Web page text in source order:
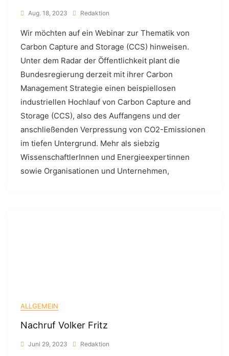
Aug. 18, 2023 Redaktion
Wir möchten auf ein Webinar zur Thematik von
Carbon Capture and Storage (CCS) hinweisen.
Unter dem Radar der Öffentlichkeit plant die
Bundesregierung derzeit mit ihrer Carbon
Management Strategie einen beispiellosen
industriellen Hochlauf von Carbon Capture and
Storage (CCS), also des Auffangens und der
anschließenden Verpressung von CO2-Emissionen
im tiefen Untergrund. Mehr als siebzig
WissenschaftlerInnen und Energieexpertinnen
sowie Organisationen und Unternehmen,
ALLGEMEIN
Nachruf Volker Fritz
Juni 29, 2023 Redaktion